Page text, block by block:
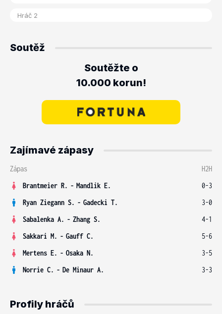
Soutěž
Soutěžte o
10.000 korun!
Zajímavé zápasy
Zápas
H2H
Brantmeier R. - Mandlik E.
0-3
Ryan Ziegann S. - Gadecki T.
3-0
Sabalenka A. - Zhang S.
4-1
Sakkari M. - Gauff C.
5-6
Mertens E. - Osaka N.
3-5
Norrie C. - De Minaur A. 3-3
Profily hráčů